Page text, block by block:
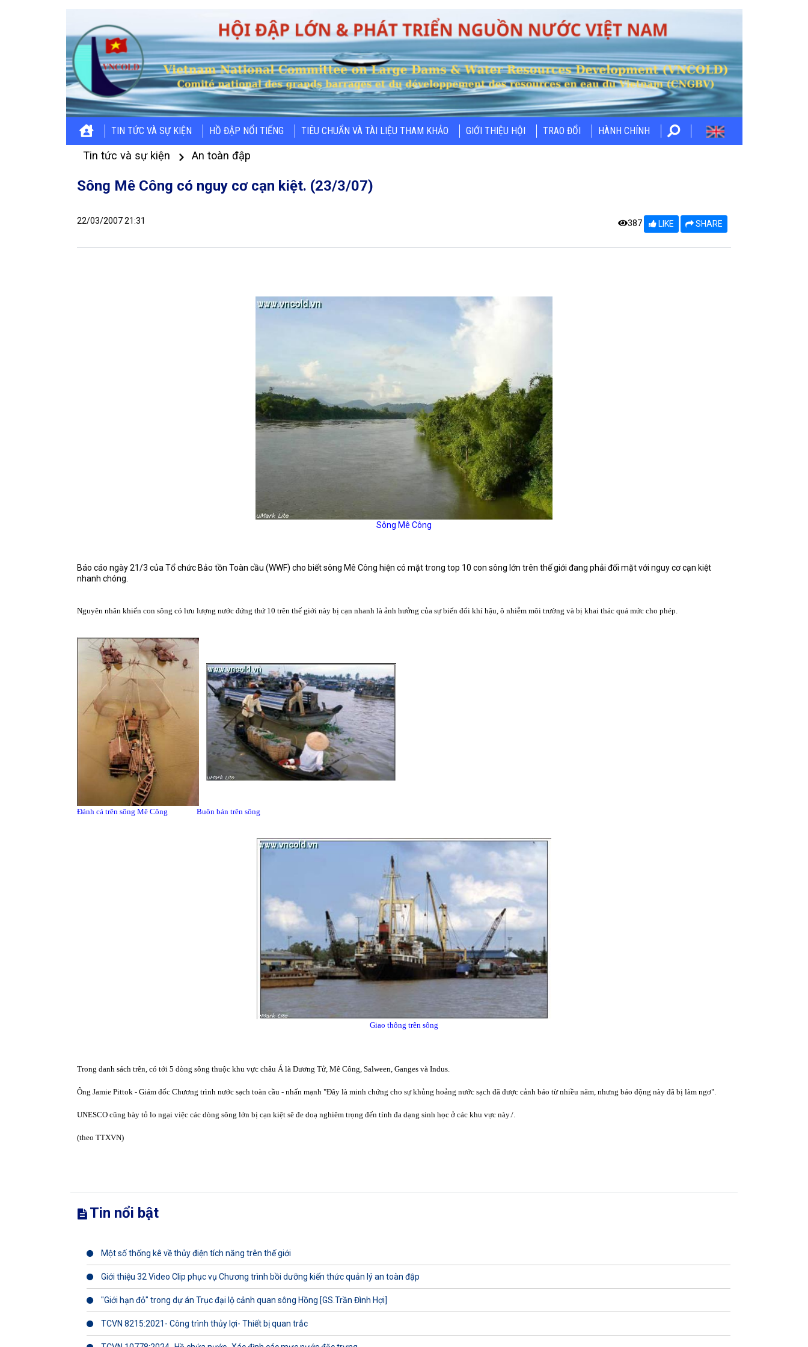
TIN TỨC VÀ SỰ KIỆN HỒ ĐẬP NỔI TIẾNG TIÊU CHUẨN VÀ TÀI LIỆU THAM KHẢO GIỚI THIỆU HỘI TRAO ĐỔI HÀNH CHÍNH
Tin tức và sự kiện An toàn đập
Sông Mê Công có nguy cơ cạn kiệt. (23/3/07)
22/03/2007 21:31 387 LIKE SHARE
Sông Mê Công
Báo cáo ngày 21/3 của Tổ chức Bảo tồn Toàn cầu (WWF) cho biết sông Mê Công hiện có mặt trong top 10 con sông lớn trên thế giới đang phải đối mặt với nguy cơ cạn kiệt
nhanh chóng.
Nguyên nhân khiến con sông có lưu lượng nước đứng thứ 10 trên thế giới này bị cạn nhanh là ảnh hưởng của sự biến đổi khí hậu, ô nhiễm môi trường và bị khai thác quá mức cho phép.
Đánh cá trên sông Mê Công Buôn bán trên sông
Giao thông trên sông
Trong danh sách trên, có tới 5 dòng sông thuộc khu vực châu Á là Dương Tử, Mê Công, Salween, Ganges và Indus.
Ông Jamie Pittok - Giám đốc Chương trình nước sạch toàn cầu - nhấn mạnh "Đây là minh chứng cho sự khủng hoảng nước sạch đã được cảnh báo từ nhiều năm, nhưng báo động này đã bị làm ngơ".
UNESCO cũng bày tỏ lo ngại việc các dòng sông lớn bị cạn kiệt sẽ đe doạ nghiêm trọng đến tính đa dạng sinh học ở các khu vực này./.
(theo TTXVN)
Tin nổi bật
Một số thống kê về thủy điện tích năng trên thế giới
Giới thiệu 32 Video Clip phục vụ Chương trình bồi dưỡng kiến thức quản lý an toàn đập
"Giới hạn đỏ" trong dự án Trục đại lộ cảnh quan sông Hồng [GS.Trần Đình Hợi]
TCVN 8215:2021- Công trình thủy lợi- Thiết bị quan trắc